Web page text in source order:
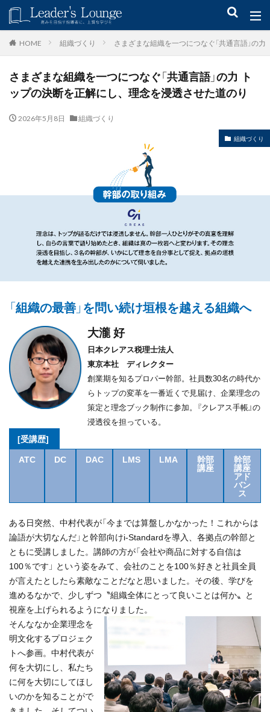
HOME 組織づくり さまざまな組織を一つにつなぐ「共通言語」の
さまざまな組織を一つにつなぐ「共通言語」の力 ト
ップの決断を正解にし、理念を浸透させた道のり
2026年5月8日 組織づくり
組織づくり
「組織の最善」を問い続け垣根を越える組織へ
大瀧 好
日本クレアス税理士法人
東京本社 ディレクター
創業期を知るプロパー幹部。社員数30名の時代か
らトップの変革を一番近くで見届け、企業理念の
策定と理念ブック制作に参加。『クレアス手帳』の
浸透役を担っている。
[受講歴]
ATC
DC DAC LMS LMA 幹部
講座
幹部
講座
アド
バン
ス
ある日突然、中村代表が「今までは算盤しかなかった！これからは
論語が大切なんだ」と幹部向けi-Standardを導入、各拠点の幹部と
ともに受講しました。講師の方が「会社や商品に対する自信は
100％です」 という姿をみて、会社のことを100％好きと社員全員
が言えたとしたら素敵なことだなと思いました。その後、学びを
進めるなかで、少しずつ〝組織全体にとって良いことは何か〟と
視座を上げられるようになりました。
そんななか企業理念を
明文化するプロジェク
トへ参画。中村代表が
何を大切にし、私たち
に何を大切にしてほし
いのかを知ることがで
キーワード
青木仁志 モチベーションアップ 後継者育成 事業承継
新規事業
目標設定 社会貢献
夢
検索